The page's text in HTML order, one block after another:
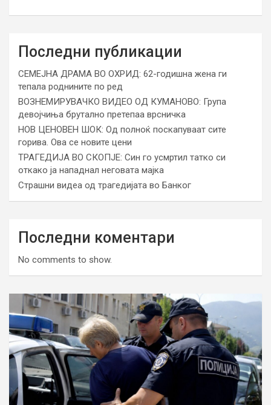
Последни публикации
СЕМЕЈНА ДРАМА ВО ОХРИД: 62-годишна жена ги
тепала роднините по ред
ВОЗНЕМИРУВАЧКО ВИДЕО ОД КУМАНОВО: Група
девојчиња брутално претепаа врсничка
НОВ ЦЕНОВЕН ШОК: Од полноќ поскапуваат сите
горива. Ова се новите цени
ТРАГЕДИЈА ВО СКОПЈЕ: Син го усмртил татко си
откако ја нападнал неговата мајка
Страшни видеа од трагедијата во Банког
Последни коментари
No comments to show.